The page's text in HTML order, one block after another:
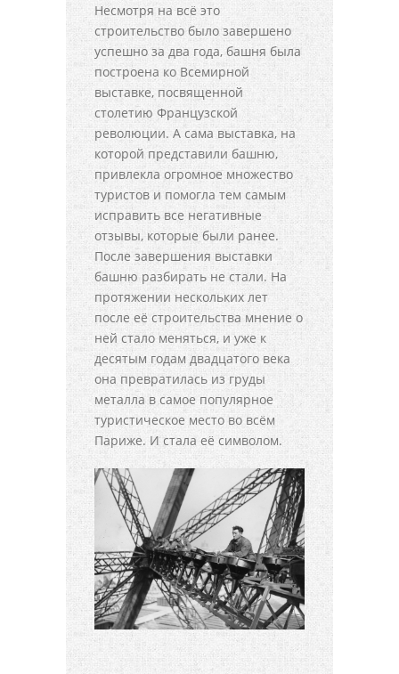
Несмотря на всё это
строительство было завершено
успешно за два года, башня была
построена ко Всемирной
выставке, посвященной
столетию Французской
революции. А сама выставка, на
которой представили башню,
привлекла огромное множество
туристов и помогла тем самым
исправить все негативные
отзывы, которые были ранее.
После завершения выставки
башню разбирать не стали. На
протяжении нескольких лет
после её строительства мнение о
ней стало меняться, и уже к
десятым годам двадцатого века
она превратилась из груды
металла в самое популярное
туристическое место во всём
Париже. И стала её символом.